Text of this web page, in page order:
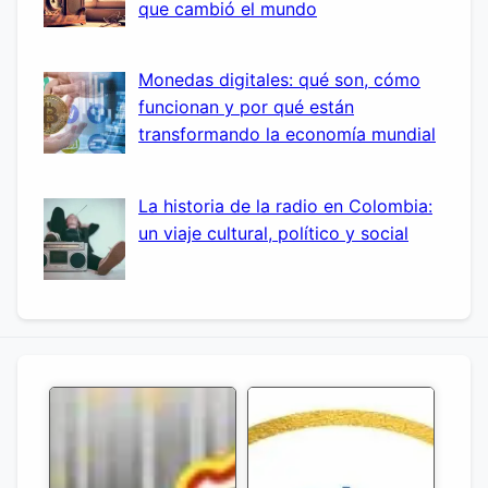
que cambió el mundo
Monedas digitales: qué son, cómo
funcionan y por qué están
transformando la economía mundial
La historia de la radio en Colombia:
un viaje cultural, político y social